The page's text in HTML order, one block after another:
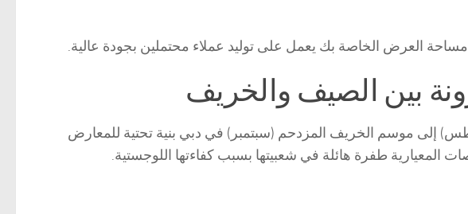
العرض الخاصة بك يعمل على توليد عملاء محتملين بجودة عالية.
إلى موسم الخريف المزدحم (سبتمبر) في دبي بنية تحتية للمعارض
المعيارية طفرة هائلة في شعبيتها بسبب كفاءتها اللوجستية.